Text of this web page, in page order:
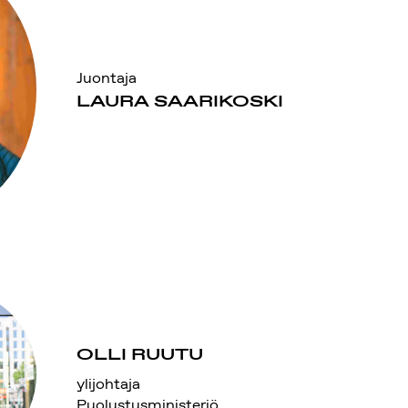
LAURA SAARIKOSKI
Juontaja
OLLI RUUTU
ylijohtaja